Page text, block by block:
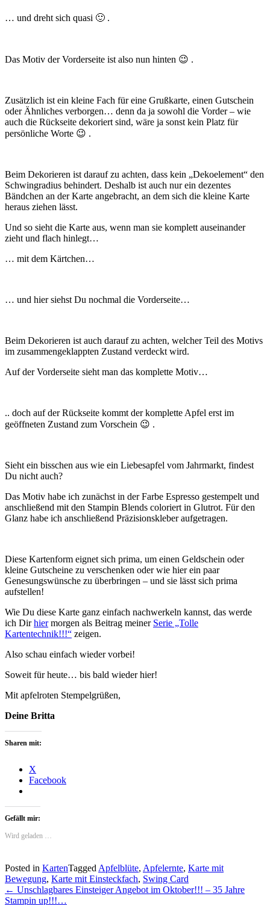
… und dreht sich quasi 🙂 .
Das Motiv der Vorderseite ist also nun hinten 😉 .
Zusätzlich ist ein kleine Fach für eine Grußkarte, einen Gutschein
oder Ähnliches verborgen… denn da ja sowohl die Vorder – wie
auch die Rückseite dekoriert sind, wäre ja sonst kein Platz für
persönliche Worte 😉 .
Beim Dekorieren ist darauf zu achten, dass kein „Dekoelement“ den
Schwingradius behindert. Deshalb ist auch nur ein dezentes
Bändchen an der Karte angebracht, an dem sich die kleine Karte
heraus ziehen lässt.
Und so sieht die Karte aus, wenn man sie komplett auseinander
zieht und flach hinlegt…
… mit dem Kärtchen…
… und hier siehst Du nochmal die Vorderseite…
Beim Dekorieren ist auch darauf zu achten, welcher Teil des Motivs
im zusammengeklappten Zustand verdeckt wird.
Auf der Vorderseite sieht man das komplette Motiv…
.. doch auf der Rückseite kommt der komplette Apfel erst im
geöffneten Zustand zum Vorschein 😉 .
Sieht ein bisschen aus wie ein Liebesapfel vom Jahrmarkt, findest
Du nicht auch?
Das Motiv habe ich zunächst in der Farbe Espresso gestempelt und
anschließend mit den Stampin Blends coloriert in Glutrot. Für den
Glanz habe ich anschließend Präzisionskleber aufgetragen.
Diese Kartenform eignet sich prima, um einen Geldschein oder
kleine Gutscheine zu verschenken oder wie hier ein paar
Genesungswünsche zu überbringen – und sie lässt sich prima
aufstellen!
Wie Du diese Karte ganz einfach nachwerkeln kannst, das werde
ich Dirhiermorgen als Beitrag meiner Serie „Tolle
Kartentechnik!!!“ zeigen.
Also schau einfach wieder vorbei!
Soweit für heute… bis bald wieder hier!
Mit apfelroten Stempelgrüßen,
Deine Britta
Sharen mit:
X
Facebook
Gefällt mir:
Wird geladen …
Posted in KartenTagged Apfelblüte, Apfelernte, Karte mit
Bewegung, Karte mit Einsteckfach, Swing Card
Post
← Unschlagbares Einsteiger Angebot im Oktober!!! – 35 Jahre
Stampin up!!!…